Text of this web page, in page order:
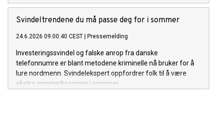
Svindeltrendene du må passe deg for i sommer
24.6.2026 09:00:40 CEST Pressemelding
Investeringssvindel og falske anrop fra danske
telefonnumre er blant metodene kriminelle nå bruker for å
lure nordmenn. Svindelekspert oppfordrer folk til å være
ekstra oppmerksomme i sommer.